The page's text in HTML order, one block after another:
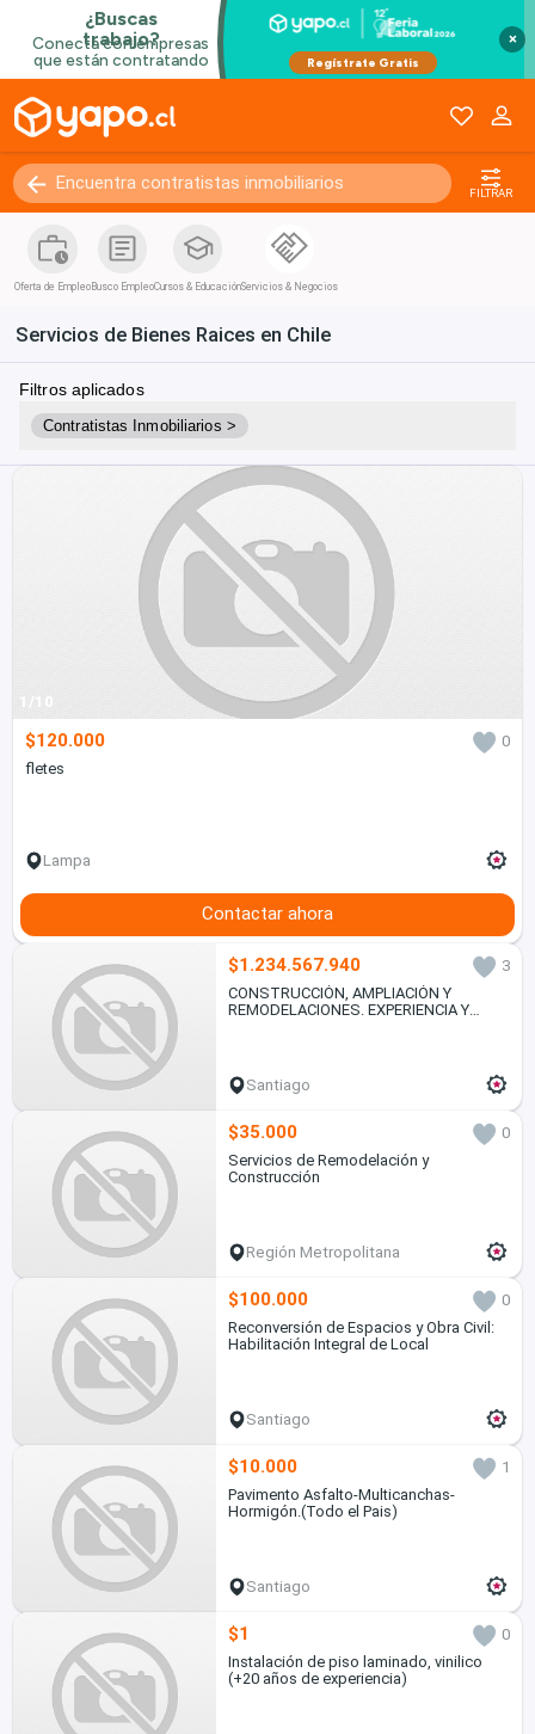
×
FILTRAR
Oferta de Empleo Busco EmpleoCursos & EducaciónServicios & Negocios
Servicios de Bienes Raices en Chile
Filtros aplicados
Contratistas Inmobiliarios >
1/10
$120.000
0
fletes
Lampa
Contactar ahora
$1.234.567.940
3
CONSTRUCCIÓN, AMPLIACIÓN Y
REMODELACIONES. EXPERIENCIA Y
Santiago
$35.000
0
Servicios de Remodelación y
Construcción
Región Metropolitana
$100.000
0
Reconversión de Espacios y Obra Civil:
Habilitación Integral de Local
Santiago
$10.000
1
Pavimento Asfalto-Multicanchas-
Hormigón.(Todo el Pais)
Santiago
$1
0
Instalación de piso laminado, vinilico
(+20 años de experiencia)